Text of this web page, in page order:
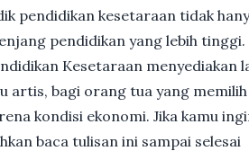
pendidikan kesetaraan tidak
pendidikan yang lebih
Kesetaraan
artis, bagi orang tua yang
kondisi ekonomi. Jika kamu
baca tulisan ini sampai selesai